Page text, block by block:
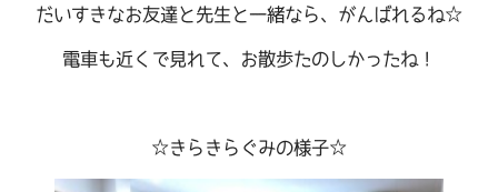
だいすきなお友達と先生と一緒なら、がんばれるね☆
電車も近くで見れて、お散歩たのしかったね！
☆きらきらぐみの様子☆